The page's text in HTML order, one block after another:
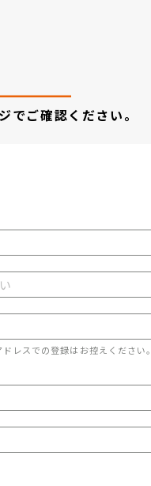
ご確認ください。
レスでの登録はお控えください。